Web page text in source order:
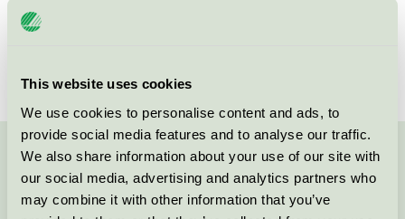
This website uses cookies
We use cookies to personalise content and ads, to
provide social media features and to analyse our traffic.
We also share information about your use of our site with
our social media, advertising and analytics partners who
may combine it with other information that you’ve
Kontakta oss på08-55 55 24 00eller via formuläret: